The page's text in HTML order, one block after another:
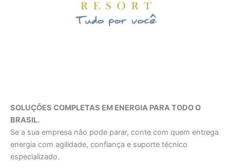
SOLUÇÕES COMPLETAS EM ENERGIA PARA TODO O
BRASIL.
Se a sua empresa não pode parar, conte com quem entrega
energia com agilidade, confiança e suporte técnico
especializado.